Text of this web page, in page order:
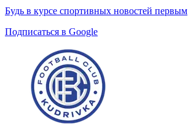
Будь в курсе спортивных новостей первым
Подписаться в Google